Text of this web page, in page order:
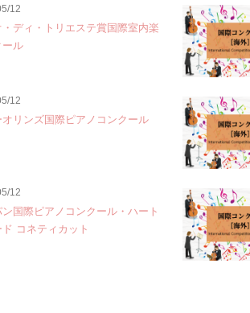
12
・ディ・トリエステ賞国際室内楽
ール
12
オリンズ国際ピアノコンクール
12
ン国際ピアノコンクール・ハート
ド コネティカット